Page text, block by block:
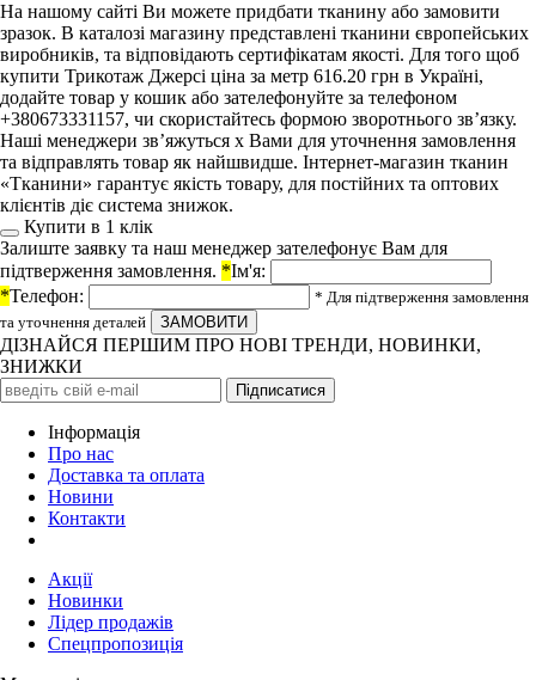
На нашому сайті Ви можете придбати тканину або замовити
зразок. В каталозі магазину представлені тканини європейських
виробників, та відповідають сертифікатам якості. Для того щоб
купити Трикотаж Джерсі ціна за метр 616.20 грн в Україні,
додайте товар у кошик або зателефонуйте за телефоном
+380673331157, чи скористайтесь формою зворотнього зв’язку.
Наші менеджери зв’яжуться х Вами для уточнення замовлення
та відправлять товар як найшвидше. Інтернет-магазин тканин
«Тканини» гарантує якість товару, для постійних та оптових
клієнтів діє система знижок.
Купити в 1 клiк
Залиште заявку та наш менеджер зателефонує Вам для
підтверження замовлення. *Ім'я:
*Телефон:
* Для підтверження замовлення
та уточнення деталей
ДІЗНАЙСЯ ПЕРШИМ ПРО НОВІ ТРЕНДИ, НОВИНКИ,
ЗНИЖКИ
Iнформація
Про нас
Доставка та оплата
Новини
Контакти
Акції
Новинки
Лідер продажів
Спецпропозиція